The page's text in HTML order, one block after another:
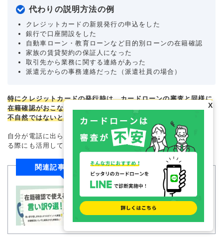
代わりの説明方法の例
クレジットカードの新規発行の申込をした
銀行で口座開設をした
自動車ローン・教育ローンなど目的別ローンの在籍確認
家族の賃貸契約の保証人になった
取引先から業務に関する連絡があった
派遣元からの事務連絡だった（派遣社員の場合）
特にクレジットカードの発行時は、カードローンの審査と同様に
在籍確認がおこなわれるケースがあるため、周囲への説明として
不自然ではないと言えます。
自分が電話に出られる場合だけでなく、電話に対応する人へ伝え
る際にも活用してみてください。
関連記事はこちら
在籍確認を穏便に済ませる言い訳9
つ｜バレないための秘訣と体験談も
紹介
X